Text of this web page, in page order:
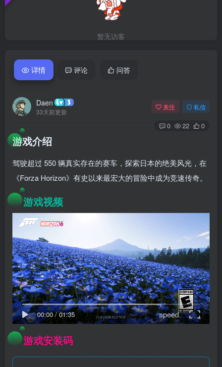
暂无访客
详情 评论 问答
Daen
33天前更新
关注 私信
0 22 0
游戏介绍
驾驶超过 550 辆真实存在的赛车，探索日本的绝美风光，在
《Forza Horizon》有史以来最宏大的冒险中成为竞速传奇。
游戏视频
00:00/01:35 speed
游戏安装码